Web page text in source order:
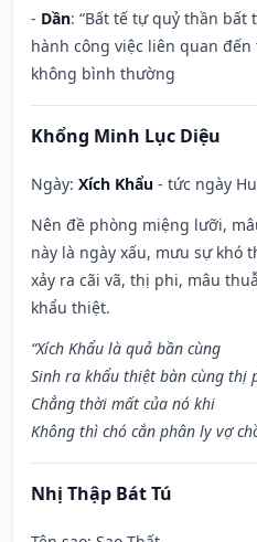
- Dần: “Bất tế tự quỷ thần bất
hành công việc liên quan
không bình thường
Khổng Minh Lục Diệu
Ngày: Xích Khẩu - tức ngày
Nên đề phòng miệng lưỡi,
này là ngày xấu, mưu sự khó
xảy ra cãi vã, thị phi, mâu
khẩu thiệt.
“Xích Khẩu là quả bần cùng
Sinh ra khẩu thiệt bàn cùng thị
Chẳng thời mất của nó khi
Không thì chó cắn phân ly vợ
Nhị Thập Bát Tú